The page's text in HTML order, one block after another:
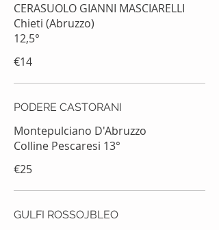
CERASUOLO GIANNI MASCIARELLI
Chieti (Abruzzo)
€14
PODERE CASTORANI
Montepulciano D'Abruzzo
Colline Pescaresi 13°
€25
GULFI ROSSOJBLEO